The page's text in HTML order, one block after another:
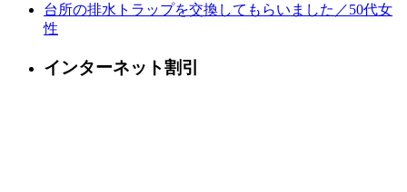
台所の排水トラップを交換してもらいました／50代女
性
インターネット割引